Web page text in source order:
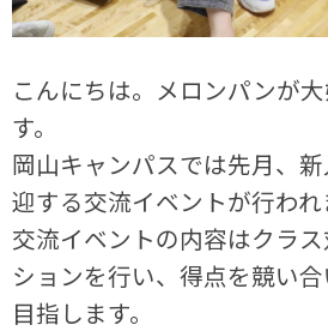
こんにちは。メロンパンが
す。
岡山キャンパスでは先月、
迎する交流イベントが行われ
交流イベントの内容はクラ
ションを行い、得点を競い
目指します。